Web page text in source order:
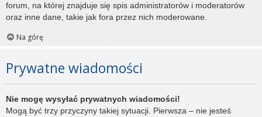
forum, na której znajduje się spis administratorów i moderatorów
oraz inne dane, takie jak fora przez nich moderowane.
Na górę
Prywatne wiadomości
Nie mogę wysyłać prywatnych wiadomości!
Mogą być trzy przyczyny takiej sytuacji. Pierwsza – nie jesteś